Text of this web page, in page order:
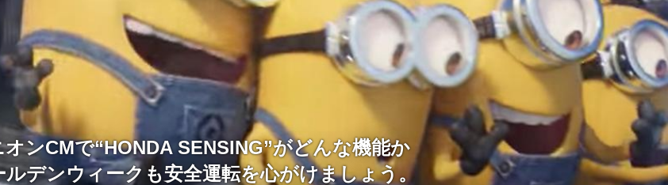
ンCMで“HONDA SENSING”がどんな機能か
デンウィークも安全運転を心がけましょう。